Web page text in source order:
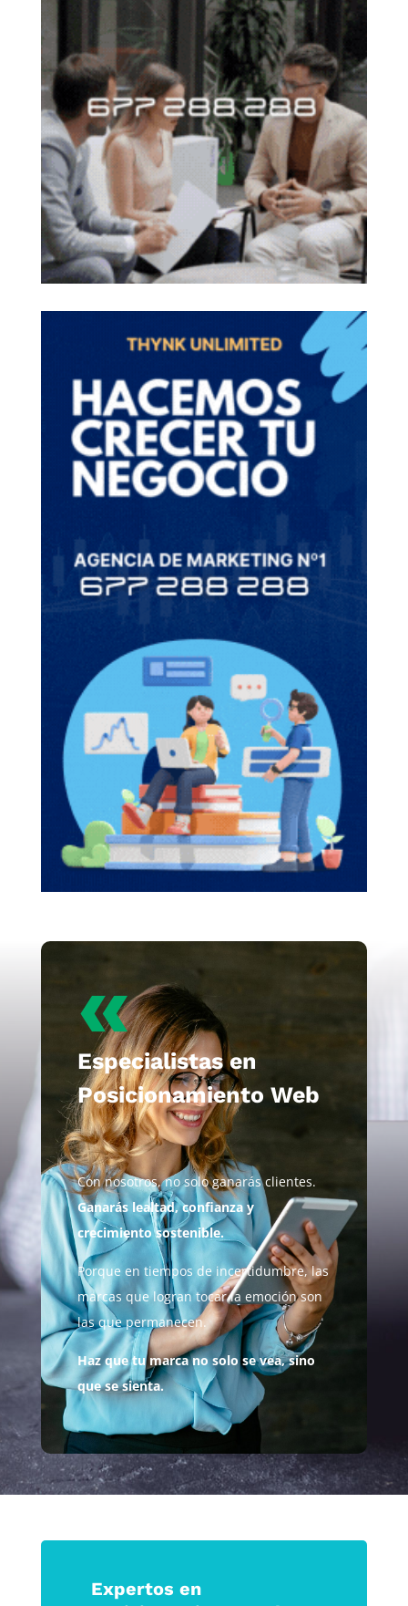
«
Especialistas en
Posicionamiento Web
Con nosotros, no solo ganarás clientes.
Ganarás lealtad, confianza y
crecimiento sostenible.
Porque en tiempos de incertidumbre, las
marcas que logran tocar la emoción son
las que permanecen.
Haz que tu marca no solo se vea, sino
que se sienta.
Expertos en